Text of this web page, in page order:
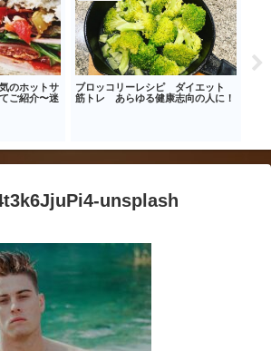
のホットサ
ご紹介〜迷
ブロッコリーレシピ ダイエット
筋トレ あらゆる健康志向の人に！
unsplash